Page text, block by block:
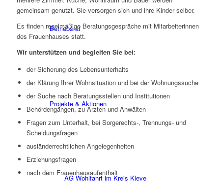
Betriebsrat
Projekte & Aktionen
AG Wohlfahrt im Kreis Kleve
gemeinsam genutzt. Sie versorgen sich und ihre Kinder selber.
Es finden regelmäßige Beratungsgespräche mit Mitarbeiterinnen
des Frauenhauses statt.
Wir unterstützen und begleiten Sie bei:
der Sicherung des Lebensunterhalts
der Klärung Ihrer Wohnsituation und bei der Wohnungssuche
der Suche nach Beratungsstellen und Institutionen
Behördengängen, zu Ärzten und Anwälten
Fragen zum Unterhalt, bei Sorgerechts-, Trennungs- und
Scheidungsfragen
ausländerrechtlichen Angelegenheiten
Erziehungsfragen
nach dem Frauenhausaufenthalt